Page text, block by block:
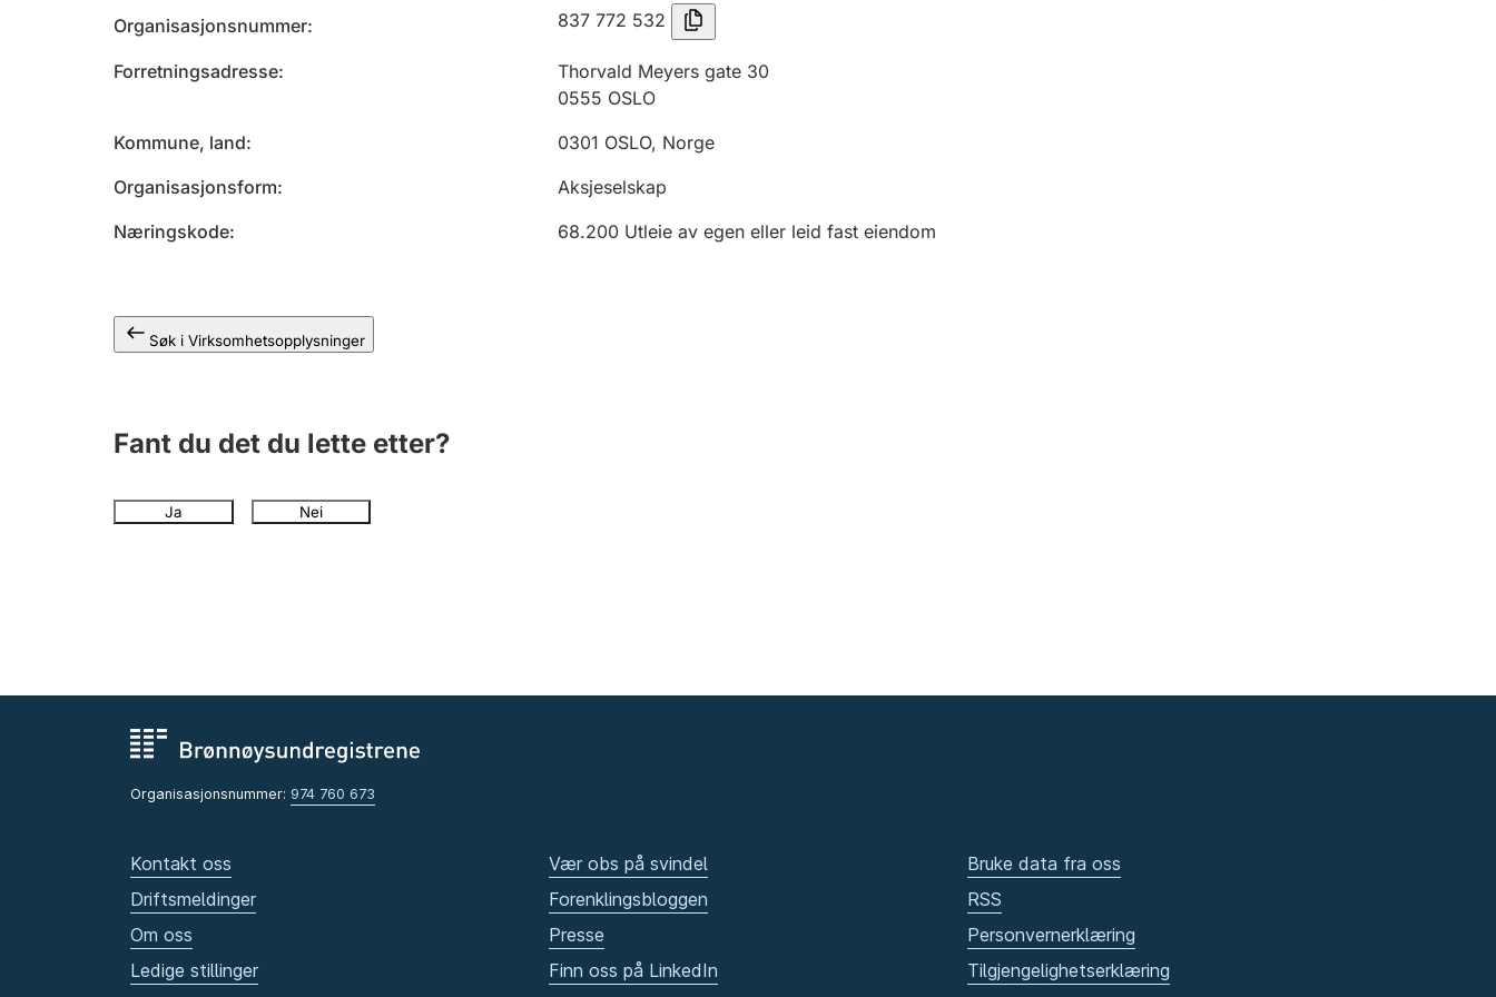
Organisasjonsnummer 837 772 532
Forretningsadresse
Thorvald Meyers gate 30
0555 OSLO
Kommune, land
0301 OSLO, Norge
Organisasjonsform
Aksjeselskap
Næringskode
68.200 Utleie av egen eller leid fast eiendom
Søk i Virksomhetsopplysninger
Fant du det du lette etter?
Ja Nei
Organisasjonsnummer: 974 760 673
Kontakt oss
Driftsmeldinger
Om oss
Ledige stillinger
Vær obs på svindel
Forenklingsbloggen
Presse
Finn oss på LinkedIn
Bruke data fra oss
RSS
Personvernerklæring
Tilgjengelighetserklæring